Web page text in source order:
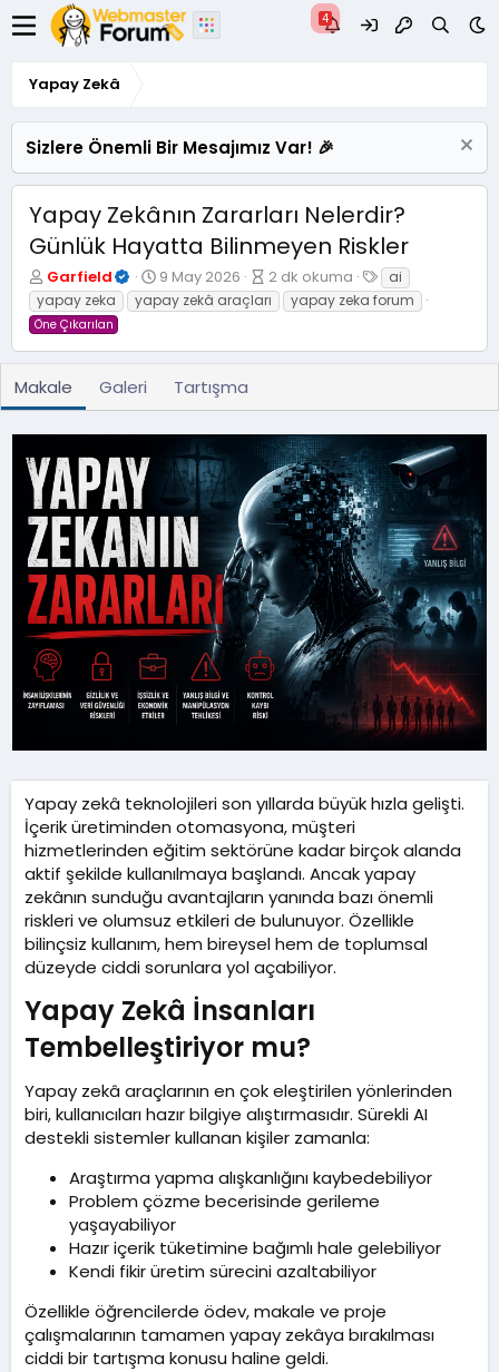
Yapay Zekâ
Sizlere Önemli Bir Mesajımız Var! 🎉
Yapay Zekânın Zararları Nelerdir?
Günlük Hayatta Bilinmeyen Riskler
Y
a
z
a
r
Garfield
Y
a
y
m
n
m
a
r
h
9 May 2026
M
a
k
l
k
u
m
a
s
ü
e
s
i
2 dk okuma
E
t
i
e
e
r
ai
yapay zeka
yapay zekâ araçları yapay zeka forum
Öne Çıkarılan
Makale Galeri Tartışma
Yapay zekâ teknolojileri son yıllarda büyük hızla gelişti.
İçerik üretiminden otomasyona, müşteri
hizmetlerinden eğitim sektörüne kadar birçok alanda
aktif şekilde kullanılmaya başlandı. Ancak yapay
zekânın sunduğu avantajların yanında bazı önemli
riskleri ve olumsuz etkileri de bulunuyor. Özellikle
bilinçsiz kullanım, hem bireysel hem de toplumsal
düzeyde ciddi sorunlara yol açabiliyor.
Yapay Zekâ İnsanları
Tembelleştiriyor mu?​
Yapay zekâ araçlarının en çok eleştirilen yönlerinden
biri, kullanıcıları hazır bilgiye alıştırmasıdır. Sürekli AI
destekli sistemler kullanan kişiler zamanla:
Araştırma yapma alışkanlığını kaybedebiliyor
Problem çözme becerisinde gerileme
yaşayabiliyor
Hazır içerik tüketimine bağımlı hale gelebiliyor
Kendi fikir üretim sürecini azaltabiliyor
Özellikle öğrencilerde ödev, makale ve proje
çalışmalarının tamamen yapay zekâya bırakılması
ciddi bir tartışma konusu haline geldi.